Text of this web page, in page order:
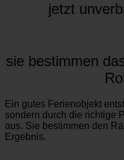
jetzt
sie bestimmen
Ein gutes Ferienobjekt
sondern durch die richtige
aus. Sie bestimmen den
Ergebnis.